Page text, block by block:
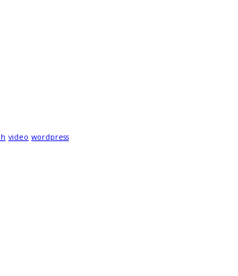
video wordpress